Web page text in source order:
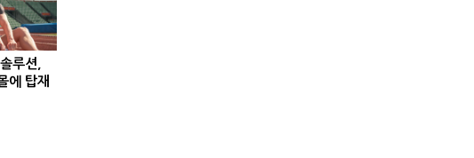
루션,
에 탑재